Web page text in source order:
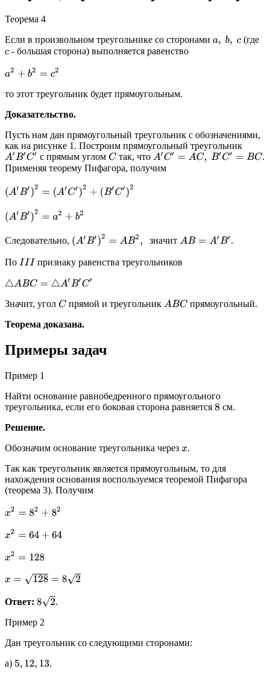
Теорема 4
Если в произвольном треугольнике со сторонами a, b, c
(где
c - большая сторона) выполняется равенство
a 2+ b2 =c2
то этот треугольник будет прямоугольным.
Доказательство.
Пусть нам дан прямоугольный треугольник с обозначениями,
как на рисунке 1. Построим прямоугольный треугольник
A′B′C′ с прямым углом C так, что A′C′= AC, B′C′=BC
.
Применяя теорему Пифагора, получим
(A′B )2 =( A′C′)2+ B ′C′)2
(A′B′) 2= a2+ b
Следовательно, значит
(A′B′)2= AB 2, зн чит AB= A ′B ′ .
По III признаку равенства треугольников
△ABC= △A′B′C′
Значит, угол Cпрямой и треугольник ABC прямоугольный.
Теорема доказана.
Примеры задач
Пример 1
Найти основание равнобедренного прямоугольного
треугольника, если его боковая сторона равняется 8см.
Решение.
Обозначим основание треугольника через x.
Так как треугольник является прямоугольным, то для
нахождения основания воспользуемся теоремой Пифагора
(теорема 3). Получим
x 2= 82+82
x 2= 64+64
x 2=128
x=128=82
Ответ: 82 .
Пример 2
Дан треугольник со следующими сторонами:
а) 5, 12,13 .